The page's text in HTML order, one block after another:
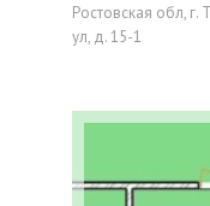
Ростовская обл, г.
ул, д. 15-1